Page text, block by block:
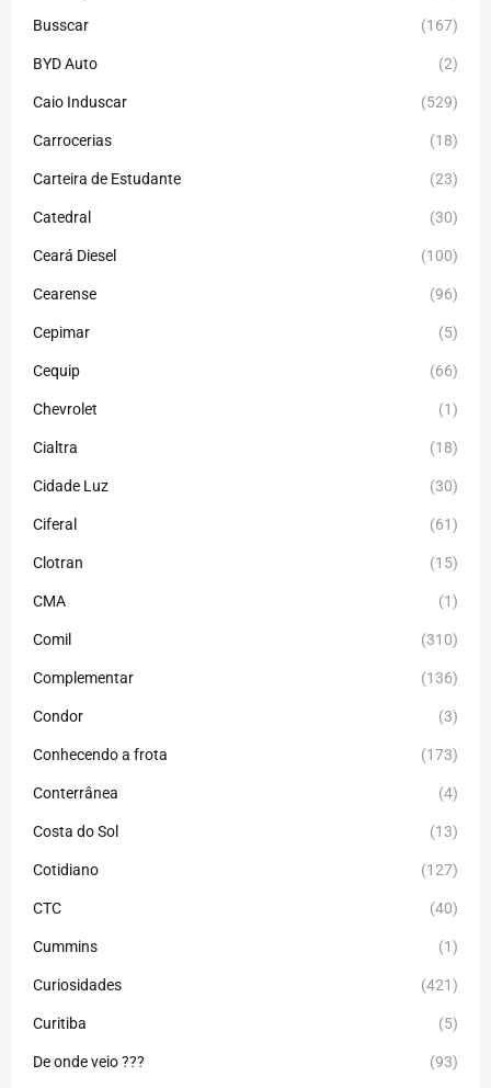
Busscar (167)
BYD Auto (2)
Caio Induscar (529)
Carrocerias (18)
Carteira de Estudante (23)
Catedral (30)
Ceará Diesel (100)
Cearense (96)
Cepimar (5)
Cequip (66)
Chevrolet (1)
Cialtra (18)
Cidade Luz (30)
Ciferal (61)
Clotran (15)
CMA (1)
Comil (310)
Complementar (136)
Condor (3)
Conhecendo a frota (173)
Conterrânea (4)
Costa do Sol (13)
Cotidiano (127)
CTC (40)
Cummins (1)
Curiosidades (421)
Curitiba (5)
De onde veio ??? (93)